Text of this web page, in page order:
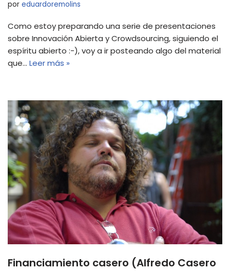
por eduardoremolins
Como estoy preparando una serie de presentaciones
sobre Innovación Abierta y Crowdsourcing, siguiendo el
espíritu abierto :-), voy a ir posteando algo del material
que… Leer más »
Financiamiento casero (Alfredo Casero